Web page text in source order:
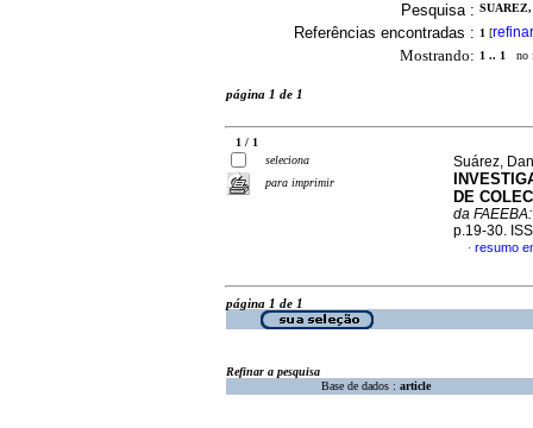
Pesquisa :
Referências encontradas : 1 [refinar
Mostrando: 1 .. 1 no
página 1 de 1
1 / 1
seleciona
para imprimir
Suárez,
DE
da
p.19-30.
· resumo
página 1 de 1
Refinar a pesquisa
Base de dados : article